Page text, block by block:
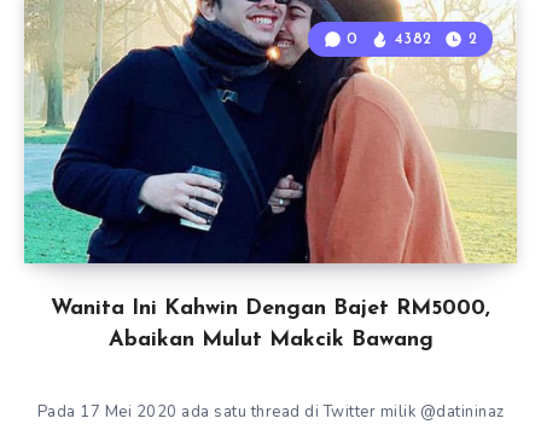
Wanita Ini Kahwin Dengan Bajet RM5000,
Abaikan Mulut Makcik Bawang
0 4382 2
Pada 17 Mei 2020 ada satu thread di Twitter milik @datininaz